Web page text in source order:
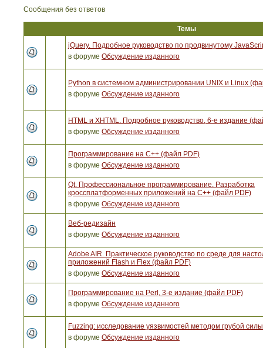
Сообщения без ответов
Темы
jQuery. Подробное руководство по продвинутому
в форуме Обсуждение изданного
Python в системном администрировании UNIX и Linux
в форуме Обсуждение изданного
HTML и XHTML. Подробное руководство, 6-е издание
в форуме Обсуждение изданного
Программирование на C++ (файл PDF)
в форуме Обсуждение изданного
Qt. Профессиональное программирование. Разработка
кроссплатформенных приложений на С++ (файл PDF)
в форуме Обсуждение изданного
Веб-редизайн
в форуме Обсуждение изданного
Adobe AIR. Практическое руководство по среде для
приложений Flash и Flex (файл PDF)
в форуме Обсуждение изданного
Программирование на Perl, 3-е издание (файл PDF)
в форуме Обсуждение изданного
Fuzzing: исследование уязвимостей методом грубой
в форуме Обсуждение изданного